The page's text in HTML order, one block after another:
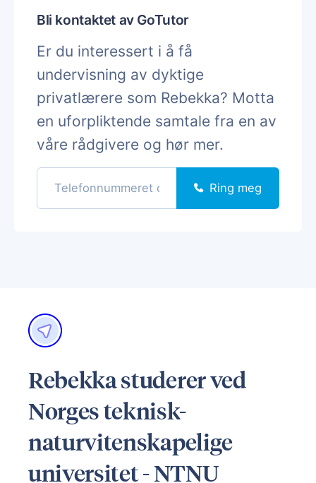
Bli kontaktet av GoTutor
Er du interessert i å få
undervisning av dyktige
privatlærere som Rebekka? Motta
en uforpliktende samtale fra en av
våre rådgivere og hør mer.
Ring meg
Rebekka studerer ved
Norges teknisk-
naturvitenskapelige
universitet - NTNU